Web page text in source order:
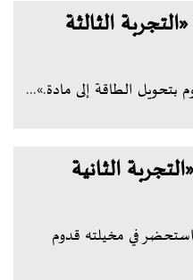
الثالثة
بتحويل الطاقة إلى مادة.»...
الثانية
في مخيلته قدوم